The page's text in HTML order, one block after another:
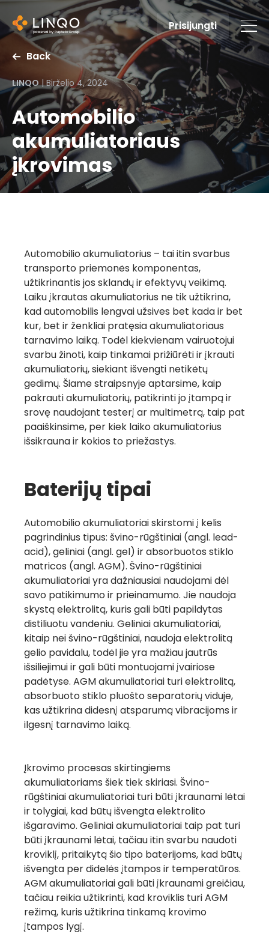
Prisijungti
Back
LINQO | Birželio 4, 2024
Automobilio
akumuliatoriaus
įkrovimas
Automobilio akumuliatorius – tai itin svarbus
transporto priemonės komponentas,
užtikrinantis jos sklandų ir efektyvų veikimą.
Laiku įkrautas akumuliatorius ne tik užtikrina,
kad automobilis lengvai užsives bet kada ir bet
kur, bet ir ženkliai pratęsia akumuliatoriaus
tarnavimo laiką. Todėl kiekvienam vairuotojui
svarbu žinoti, kaip tinkamai prižiūrėti ir įkrauti
akumuliatorių, siekiant išvengti netikėtų
gedimų. Šiame straipsnyje aptarsime, kaip
pakrauti akumuliatorių, patikrinti jo įtampą ir
srovę naudojant testerį ar multimetrą, taip pat
paaiškinsime, per kiek laiko akumuliatorius
išsikrauna ir kokios to priežastys.
Baterijų tipai
Automobilio akumuliatoriai skirstomi į kelis
pagrindinius tipus: švino-rūgštiniai (angl. lead-
acid), geliniai (angl. gel) ir absorbuotos stiklo
matricos (angl. AGM). Švino-rūgštiniai
akumuliatoriai yra dažniausiai naudojami dėl
savo patikimumo ir prieinamumo. Jie naudoja
skystą elektrolitą, kuris gali būti papildytas
distiliuotu vandeniu. Geliniai akumuliatoriai,
kitaip nei švino-rūgštiniai, naudoja elektrolitą
gelio pavidalu, todėl jie yra mažiau jautrūs
išsiliejimui ir gali būti montuojami įvairiose
padėtyse. AGM akumuliatoriai turi elektrolitą,
absorbuoto stiklo pluošto separatorių viduje,
kas užtikrina didesnį atsparumą vibracijoms ir
ilgesnį tarnavimo laiką.
Įkrovimo procesas skirtingiems
akumuliatoriams šiek tiek skiriasi. Švino-
rūgštiniai akumuliatoriai turi būti įkraunami lėtai
ir tolygiai, kad būtų išvengta elektrolito
išgaravimo. Geliniai akumuliatoriai taip pat turi
būti įkraunami lėtai, tačiau itin svarbu naudoti
kroviklį, pritaikytą šio tipo baterijoms, kad būtų
išvengta per didelės įtampos ir temperatūros.
AGM akumuliatoriai gali būti įkraunami greičiau,
tačiau reikia užtikrinti, kad kroviklis turi AGM
režimą, kuris užtikrina tinkamą krovimo
įtampos lygį.